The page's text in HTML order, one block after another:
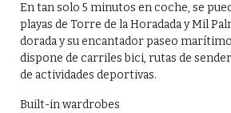
En tan solo 5 minutos en coche, se
playas de Torre de la Horadada y Mil
dorada y su encantador paseo
dispone de carriles bici, rutas de
de actividades deportivas.
Built-in wardrobes